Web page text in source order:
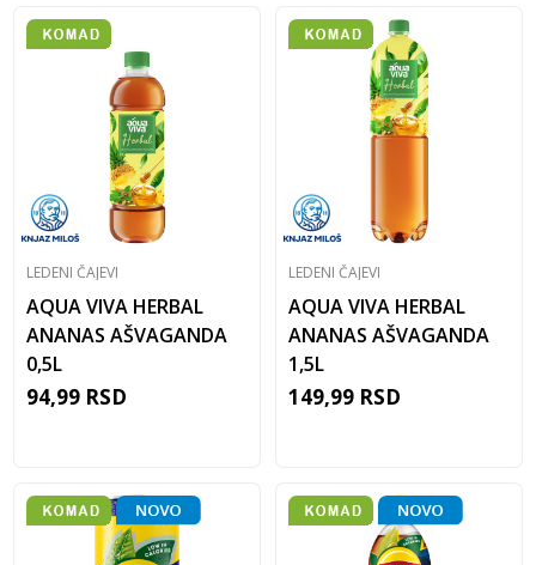
LEDENI ČAJEVI
AQUA VIVA HERBAL
ANANAS AŠVAGANDA
0,5L
94,99 RSD
LEDENI ČAJEVI
AQUA VIVA HERBAL
ANANAS AŠVAGANDA
1,5L
149,99 RSD